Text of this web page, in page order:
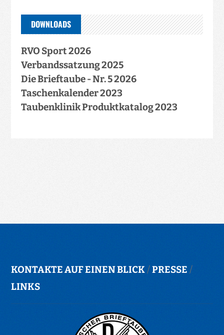
DOWNLOADS
RVO Sport 2026
Verbandssatzung 2025
Die Brieftaube - Nr. 5 2026
Taschenkalender 2023
Taubenklinik Produktkatalog 2023
KONTAKTE AUF EINEN BLICK/PRESSE /
LINKS